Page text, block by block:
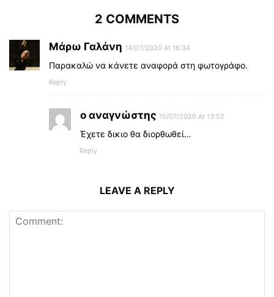
2 COMMENTS
Μάρω Γαλάνη 14/07/2020 At 16:34
Παρακαλώ να κάνετε αναφορά στη φωτογράφο.
Reply
ο αναγνώστης 15/07/2020 At 13:52
Έχετε δικιο θα διορθωθεί…
Reply
LEAVE A REPLY